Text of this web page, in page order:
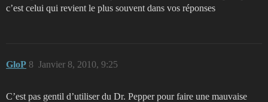
c’est celui qui revient le plus souvent dans vos réponses
GloP Janvier 8, 2010, 9:25
8
C’est pas gentil d’utiliser du Dr. Pepper pour faire une mauvaise